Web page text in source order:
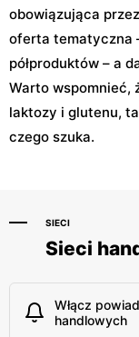
obowiązująca
oferta tematyczna
półproduktów – a
Warto wspomnieć,
laktozy i glutenu,
czego szuka.
SIECI
Sieci
Włącz
handlowych